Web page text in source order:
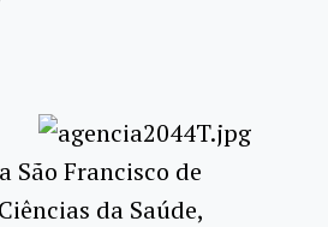
São Francisco de
da Saúde,